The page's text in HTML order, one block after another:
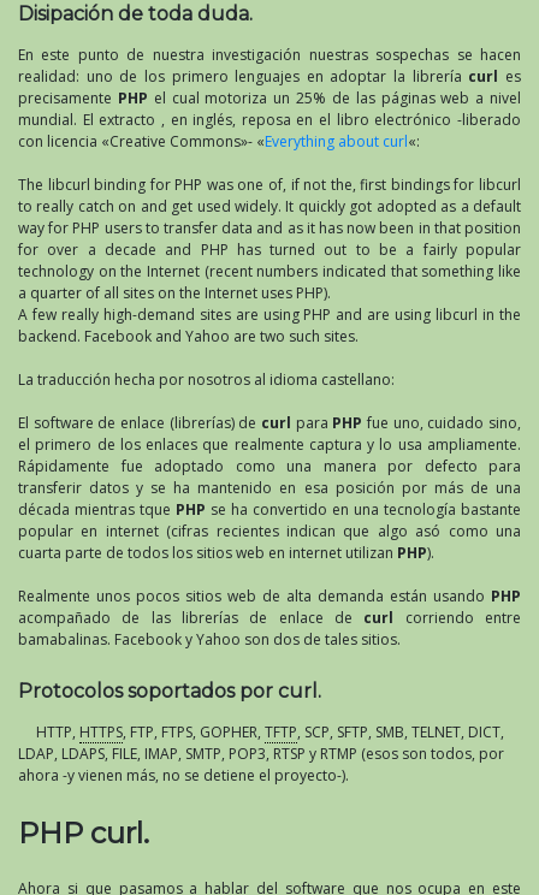
Disipación de toda duda.
En este punto de nuestra investigación nuestras sospechas se hacen
realidad: uno de los primero lenguajes en adoptar la librería curl es
precisamente PHP el cual motoriza un 25% de las páginas web a nivel
mundial. El extracto , en inglés, reposa en el libro electrónico -liberado
con licencia «Creative Commons»- «Everything about curl«:
The libcurl binding for PHP was one of, if not the, first bindings for libcurl
to really catch on and get used widely. It quickly got adopted as a default
way for PHP users to transfer data and as it has now been in that position
for over a decade and PHP has turned out to be a fairly popular
technology on the Internet (recent numbers indicated that something like
a quarter of all sites on the Internet uses PHP).
A few really high-demand sites are using PHP and are using libcurl in the
backend. Facebook and Yahoo are two such sites.
La traducción hecha por nosotros al idioma castellano:
El software de enlace (librerías) de curl para PHP fue uno, cuidado sino,
el primero de los enlaces que realmente captura y lo usa ampliamente.
Rápidamente fue adoptado como una manera por defecto para
transferir datos y se ha mantenido en esa posición por más de una
década mientras tque PHP se ha convertido en una tecnología bastante
popular en internet (cifras recientes indican que algo asó como una
cuarta parte de todos los sitios web en internet utilizan PHP).
Realmente unos pocos sitios web de alta demanda están usando PHP
acompañado de las librerías de enlace de curl corriendo entre
bamabalinas. Facebook y Yahoo son dos de tales sitios.
Protocolos soportados por curl.
HTTP, HTTPS, FTP, FTPS, GOPHER, TFTP, SCP, SFTP, SMB, TELNET, DICT,
LDAP, LDAPS, FILE, IMAP, SMTP, POP3, RTSP y RTMP (esos son todos, por
ahora -y vienen más, no se detiene el proyecto-).
PHP curl.
Ahora si que pasamos a hablar del software que nos ocupa en este